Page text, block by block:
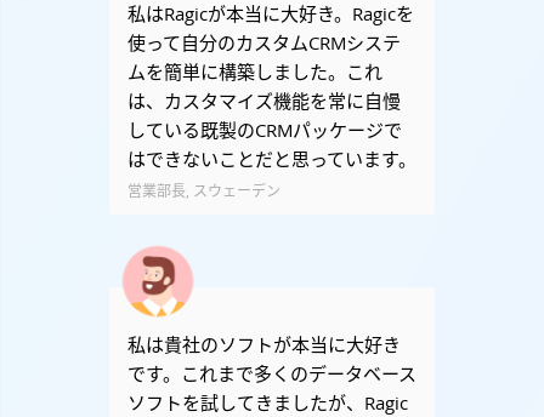
私はRagicが本当に大好き。Ragicを
使って自分のカスタムCRMシステ
ムを簡単に構築しました。これ
は、カスタマイズ機能を常に自慢
している既製のCRMパッケージで
はできないことだと思っています。
営業部長, スウェーデン
私は貴社のソフトが本当に大好き
です。これまで多くのデータベース
ソフトを試してきましたが、Ragic